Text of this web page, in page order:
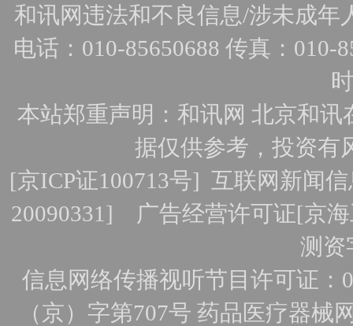
和讯网违法和不良信息/涉未成年
电话：010-85650688 传真：010-
本站郑重声明：和讯网 北京和
据仅供参考，投资有
[京ICP证100713号]互联网新闻
20090331] 广告经营许可证[京
测资
信息网络传播视听节目许可证：
（京）字第707号 药品医疗器械